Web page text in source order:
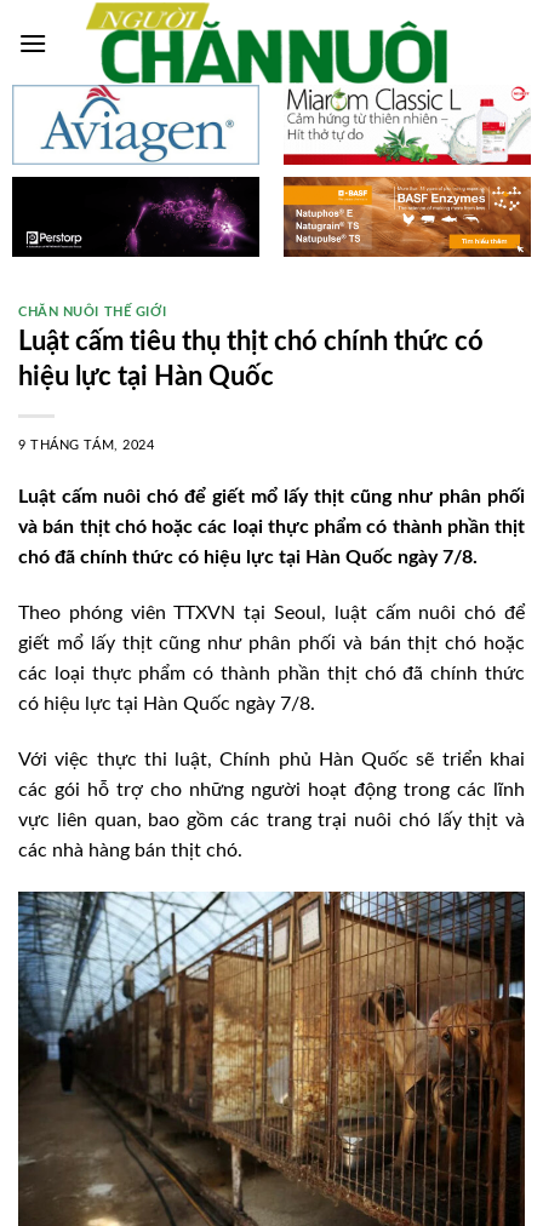
CHĂN NUÔI THẾ GIỚI
Luật cấm tiêu thụ thịt chó chính thức có
hiệu lực tại Hàn Quốc
9 THÁNG TÁM, 2024
Luật cấm nuôi chó để giết mổ lấy thịt cũng như phân phối
và bán thịt chó hoặc các loại thực phẩm có thành phần thịt
chó đã chính thức có hiệu lực tại Hàn Quốc ngày 7/8.
Theo phóng viên TTXVN tại Seoul, luật cấm nuôi chó để
giết mổ lấy thịt cũng như phân phối và bán thịt chó hoặc
các loại thực phẩm có thành phần thịt chó đã chính thức
có hiệu lực tại Hàn Quốc ngày 7/8.
Với việc thực thi luật, Chính phủ Hàn Quốc sẽ triển khai
các gói hỗ trợ cho những người hoạt động trong các lĩnh
vực liên quan, bao gồm các trang trại nuôi chó lấy thịt và
các nhà hàng bán thịt chó.